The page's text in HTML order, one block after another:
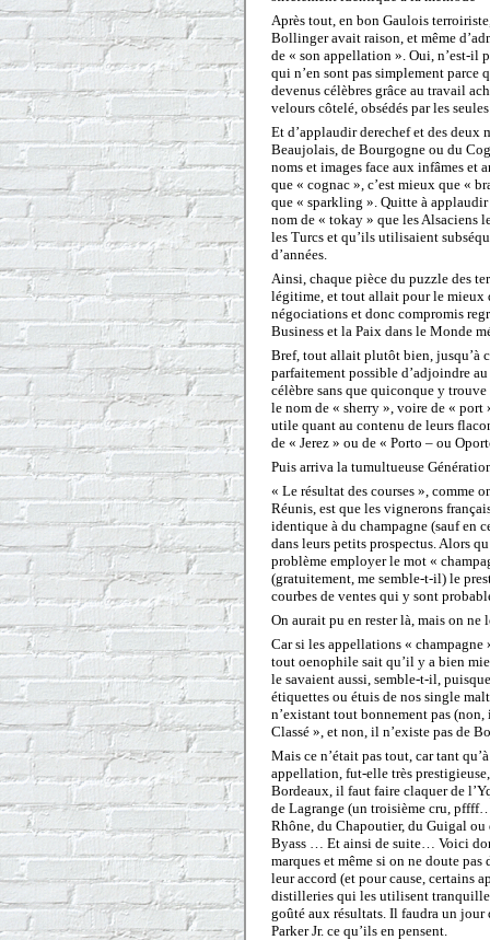
Après tout, en bon Gaulois
Bollinger avait raison, et même
de « son appellation ». Oui, n’est-il
qui n’en sont pas simplement parce
devenus célèbres grâce au travail
velours côtelé, obsédés par les
Et d’applaudir derechef et des deux
Beaujolais, de Bourgogne ou du
noms et images face aux infâmes et
que « cognac », c’est mieux que «
que « sparkling ». Quitte à
nom de « tokay » que les Alsaciens
les Turcs et qu’ils utilisaient
d’années.
Ainsi, chaque pièce du puzzle des
légitime, et tout allait pour le mieux
négociations et donc compromis
Business et la Paix dans le Monde
Bref, tout allait plutôt bien, jusqu’à
parfaitement possible d’adjoindre
célèbre sans que quiconque y
le nom de « sherry », voire de « port
utile quant au contenu de leurs
de « Jerez » ou de « Porto – ou
Puis arriva la tumultueuse
« Le résultat des courses », comme
Réunis, est que les vignerons
identique à du champagne (sauf en
dans leurs petits prospectus. Alors
problème employer le mot «
(gratuitement, me semble-t-il) le
courbes de ventes qui y sont
On aurait pu en rester là, mais on ne
Car si les appellations «
tout oenophile sait qu’il y a bien
le savaient aussi, semble-t-il,
étiquettes ou étuis de nos single
n’existant tout bonnement pas (non,
Classé », et non, il n’existe pas de
Mais ce n’était pas tout, car tant
appellation, fut-elle très
Bordeaux, il faut faire claquer de
de Lagrange (un troisième cru,
Rhône, du Chapoutier, du Guigal ou
Byass … Et ainsi de suite… Voici
marques et même si on ne doute
leur accord (et pour cause, certains
distilleries qui les utilisent
goûté aux résultats. Il faudra un
Parker Jr. ce qu’ils en pensent.